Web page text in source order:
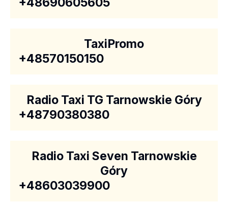
TaxiPromo
+48570150150
Radio Taxi TG Tarnowskie Góry
+48790380380
Radio Taxi Seven Tarnowskie
Góry
+48603039900